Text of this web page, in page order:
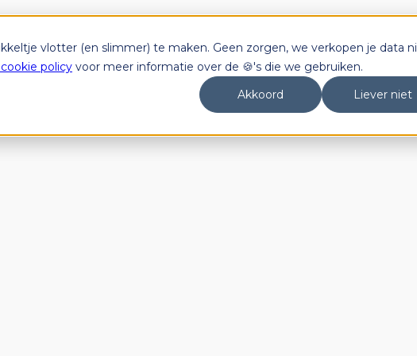
vlotter (en slimmer) te maken. Geen zorgen, we verkopen je data
policy voor meer informatie over de 🍪's die we gebruiken.
Akkoord
Liever niet